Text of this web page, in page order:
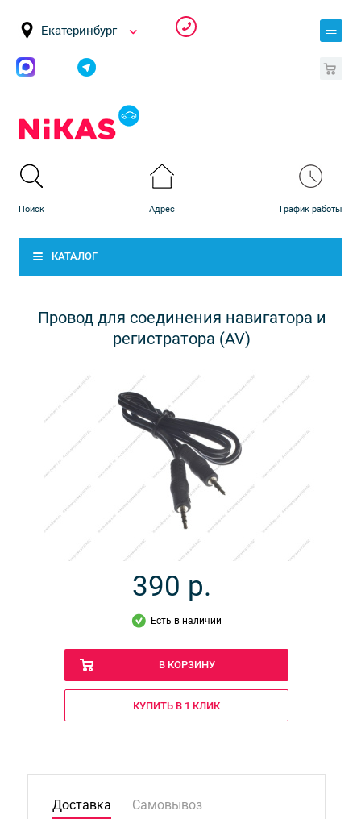
Екатеринбург
КАТАЛОГ
Провод для соединения навигатора и
регистратора (AV)
390 р.
Есть в наличии
В КОРЗИНУ
КУПИТЬ В 1 КЛИК
Доставка Самовывоз